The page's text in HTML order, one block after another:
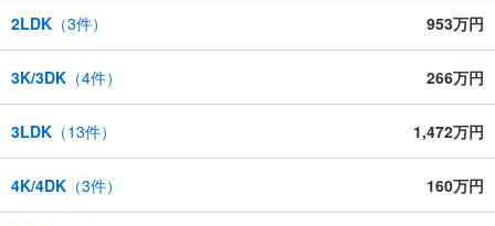
2LDK （3件） 953万円
3K/3DK （4件） 266万円
3LDK （13件） 1,472万円
4K/4DK （3件） 160万円